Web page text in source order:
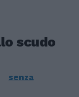
scudo
senza